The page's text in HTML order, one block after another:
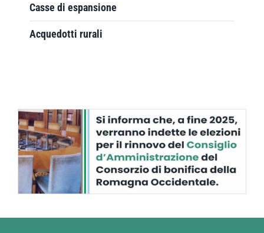
Casse di espansione
Acquedotti rurali